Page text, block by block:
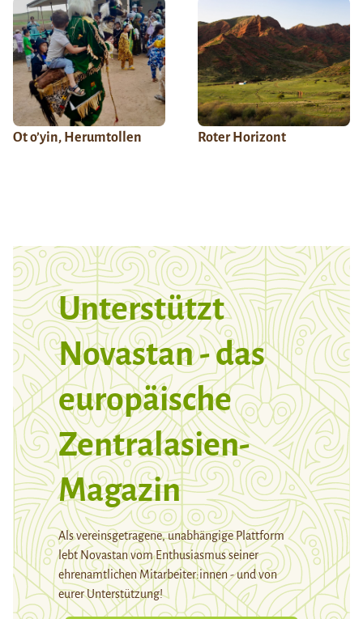
Ot o’yin, Herumtollen Roter Horizont
Unterstützt
Novastan - das
europäische
Zentralasien-
Magazin
Als vereinsgetragene, unabhängige Plattform
lebt Novastan vom Enthusiasmus seiner
ehrenamtlichen Mitarbeiter:innen - und von
eurer Unterstützung!